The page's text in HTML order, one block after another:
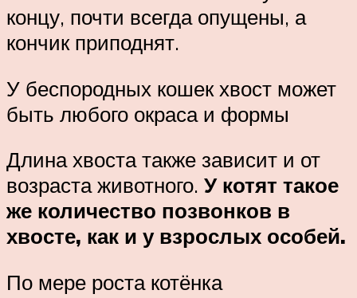
концу, почти всегда опущены, а
кончик приподнят.
У беспородных кошек хвост может
быть любого окраса и формы
Длина хвоста также зависит и от
возраста животного. У котят такое
же количество позвонков в
хвосте, как и у взрослых особей.
По мере роста котёнка